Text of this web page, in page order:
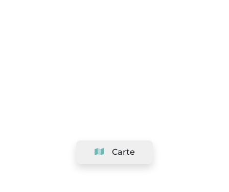
Carte